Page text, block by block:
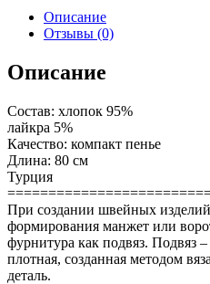
черной
Описание
Отзывы (0)
Описание
Состав: хлопок 95%
лайкра 5%
Качество: компакт пенье
Длина: 80 см
Турция
При создании швейных
формирования манжет или
фурнитура как подвяз. Подвяз
плотная, созданная методом
деталь.